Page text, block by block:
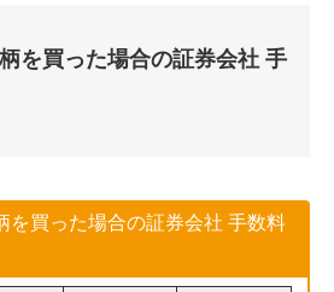
を買った場合の証券会社 手
を買った場合の証券会社 手数料